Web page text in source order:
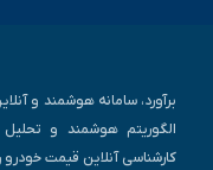
برآورد، سامانه هوشمند و
الگوریتم هوشمند و تحلیل
کارشناسی آنلاین قیمت